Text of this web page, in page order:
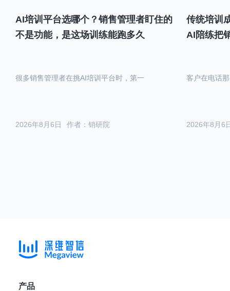
AI培训平台选哪个？销售管理者盯住的
不是功能，是这场训练能跑多久
作者：销研院
2026年8月6日
很多销售管理者在挑AI培训平台时，第一
传统培训
AI陪练把
2026年8月6
客户在电话
产品